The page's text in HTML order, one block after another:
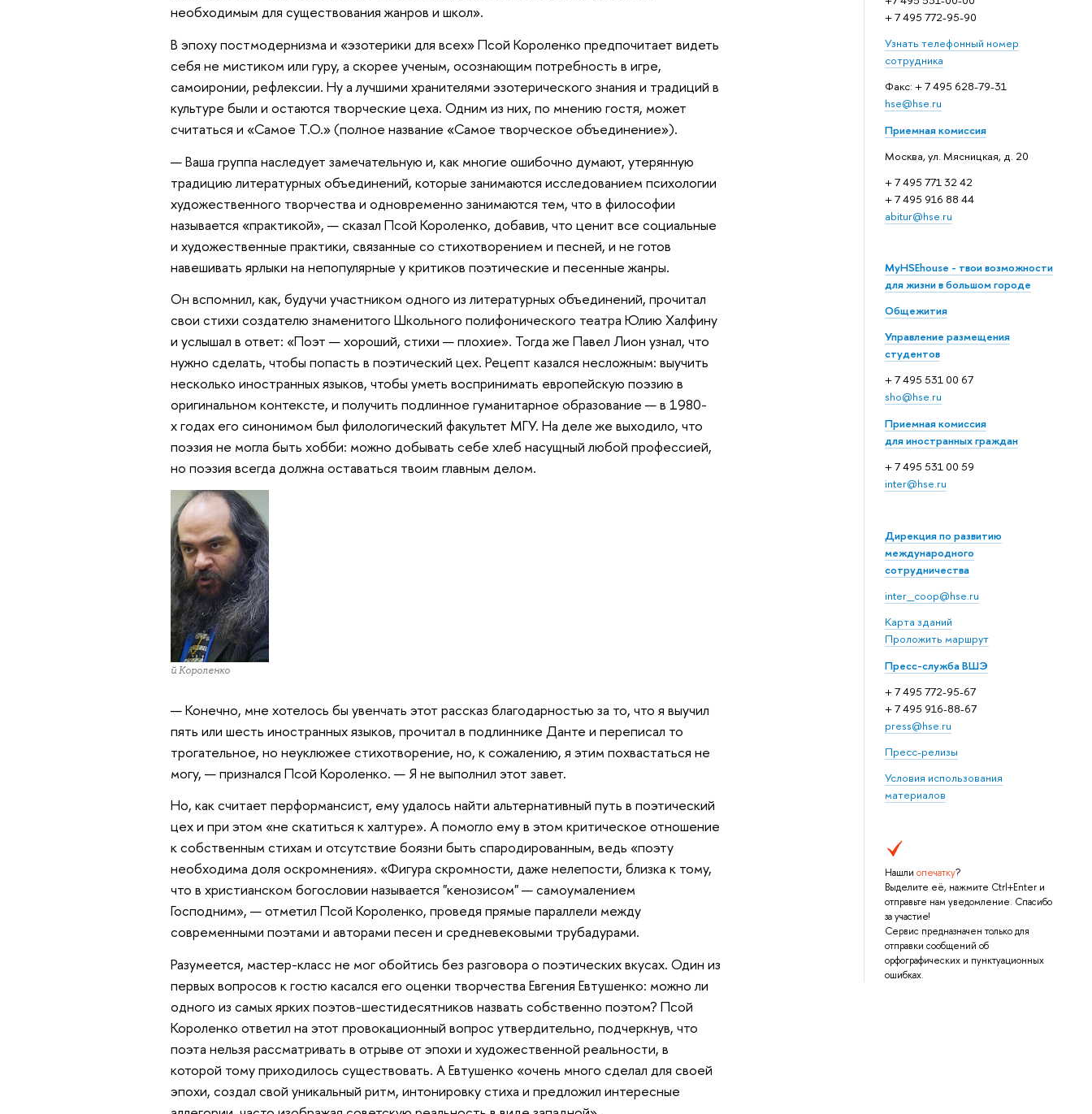
+ 7 495 772-95-90
Узнать телефонный номер
сотрудника
Факс: + 7 495 628-79-31
hse@hse.ru
Приемная комиссия
Москва, ул. Мясницкая, д. 20
+ 7 495 771 32 42
+ 7 495 916 88 44
abitur@hse.ru
MyHSEhouse - твои возможности
для жизни в большом городе
Общежития
Управление размещения
студентов
+ 7 495 531 00 67
sho@hse.ru
Приемная комиссия
для иностранных граждан
+ 7 495 531 00 59
inter@hse.ru
Дирекция по развитию
международного
сотрудничества
inter_coop@hse.ru
Карта зданий
Проложить маршрут
Пресс-служба ВШЭ
+ 7 495 772-95-67
+ 7 495 916-88-67
press@hse.ru
Пресс-релизы
Условия использования
материалов
Нашли опечатку?
Выделите её, нажмите Ctrl+Enter и
отправьте нам уведомление. Спасибо
за участие!
Сервис предназначен только для
отправки сообщений об
орфографических и пунктуационных
ошибках.
необходимым для существования жанров и школ».
В эпоху постмодернизма и «эзотерики для всех» Псой Короленко предпочитает видеть
себя не мистиком или гуру, а скорее ученым, осознающим потребность в игре,
самоиронии, рефлексии. Ну а лучшими хранителями эзотерического знания и традиций в
культуре были и остаются творческие цеха. Одним из них, по мнению гостя, может
считаться и «Самое Т.О.» (полное название «Самое творческое объединение»).
— Ваша группа наследует замечательную и, как многие ошибочно думают, утерянную
традицию литературных объединений, которые занимаются исследованием психологии
художественного творчества и одновременно занимаются тем, что в философии
называется «практикой», — сказал Псой Короленко, добавив, что ценит все социальные
и художественные практики, связанные со стихотворением и песней, и не готов
навешивать ярлыки на непопулярные у критиков поэтические и песенные жанры.
Он вспомнил, как, будучи участником одного из литературных объединений, прочитал
свои стихи создателю знаменитого Школьного полифонического театра Юлию Халфину
и услышал в ответ: «Поэт — хороший, стихи — плохие». Тогда же Павел Лион узнал, что
нужно сделать, чтобы попасть в поэтический цех. Рецепт казался несложным: выучить
несколько иностранных языков, чтобы уметь воспринимать европейскую поэзию в
оригинальном контексте, и получить подлинное гуманитарное образование — в 1980-
х годах его синонимом был филологический факультет МГУ. На деле же выходило, что
поэзия не могла быть хобби: можно добывать себе хлеб насущный любой профессией,
но поэзия всегда должна оставаться твоим главным делом.
Псой Короленко
— Конечно, мне хотелось бы увенчать этот рассказ благодарностью за то, что я выучил
пять или шесть иностранных языков, прочитал в подлиннике Данте и переписал то
трогательное, но неуклюжее стихотворение, но, к сожалению, я этим похвастаться не
могу, — признался Псой Короленко. — Я не выполнил этот завет.
Но, как считает перформансист, ему удалось найти альтернативный путь в поэтический
цех и при этом «не скатиться к халтуре». А помогло ему в этом критическое отношение
к собственным стихам и отсутствие боязни быть спародированным, ведь «поэту
необходима доля оскромнения». «Фигура скромности, даже нелепости, близка к тому,
что в христианском богословии называется "кенозисом" — самоумалением
Господним», — отметил Псой Короленко, проведя прямые параллели между
современными поэтами и авторами песен и средневековыми трубадурами.
Разумеется, мастер-класс не мог обойтись без разговора о поэтических вкусах. Один из
первых вопросов к гостю касался его оценки творчества Евгения Евтушенко: можно ли
одного из самых ярких поэтов-шестидесятников назвать собственно поэтом? Псой
Короленко ответил на этот провокационный вопрос утвердительно, подчеркнув, что
поэта нельзя рассматривать в отрыве от эпохи и художественной реальности, в
которой тому приходилось существовать. А Евтушенко «очень много сделал для своей
эпохи, создал свой уникальный ритм, интонировку стиха и предложил интересные